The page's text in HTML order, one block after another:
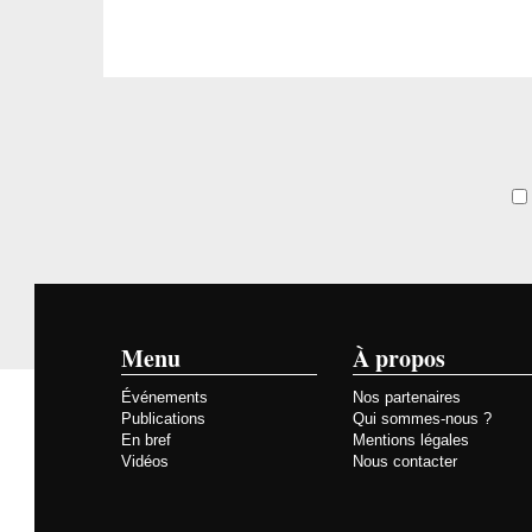
Menu
Événements
Publications
En bref
Vidéos
À propos
Nos partenaires
Qui sommes-nous ?
Mentions légales
Nous contacter